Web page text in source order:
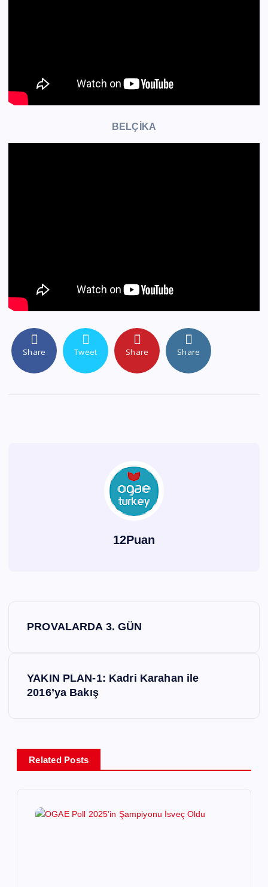
BELÇİKA
Share Tweet Share Share
12Puan
PROVALARDA 3. GÜN
YAKIN PLAN-1: Kadri Karahan ile
2016’ya Bakış
Related Posts